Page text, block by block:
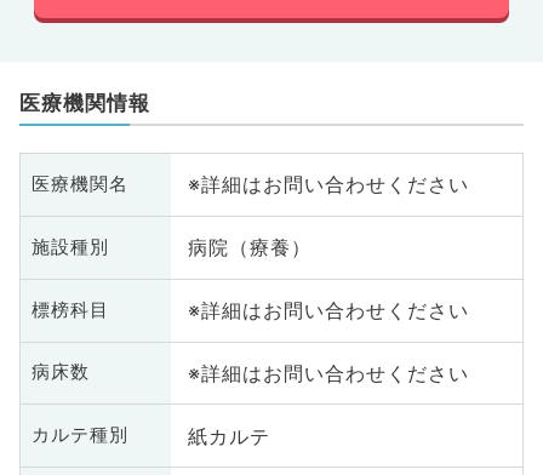
医療機関情報
医療機関名 ※詳細はお問い合わせください
施設種別 病院（療養）
標榜科目 ※詳細はお問い合わせください
病床数 ※詳細はお問い合わせください
カルテ種別 紙カルテ